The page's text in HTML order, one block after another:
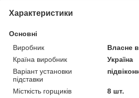
Характеристики
Основні
Виробник
Власне
Країна виробник
Україна
Варіант установки
підставки
Місткість горщиків
8 шт.